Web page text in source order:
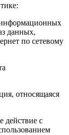
информационных
данных,
по сетевому
относящаяся
действие с